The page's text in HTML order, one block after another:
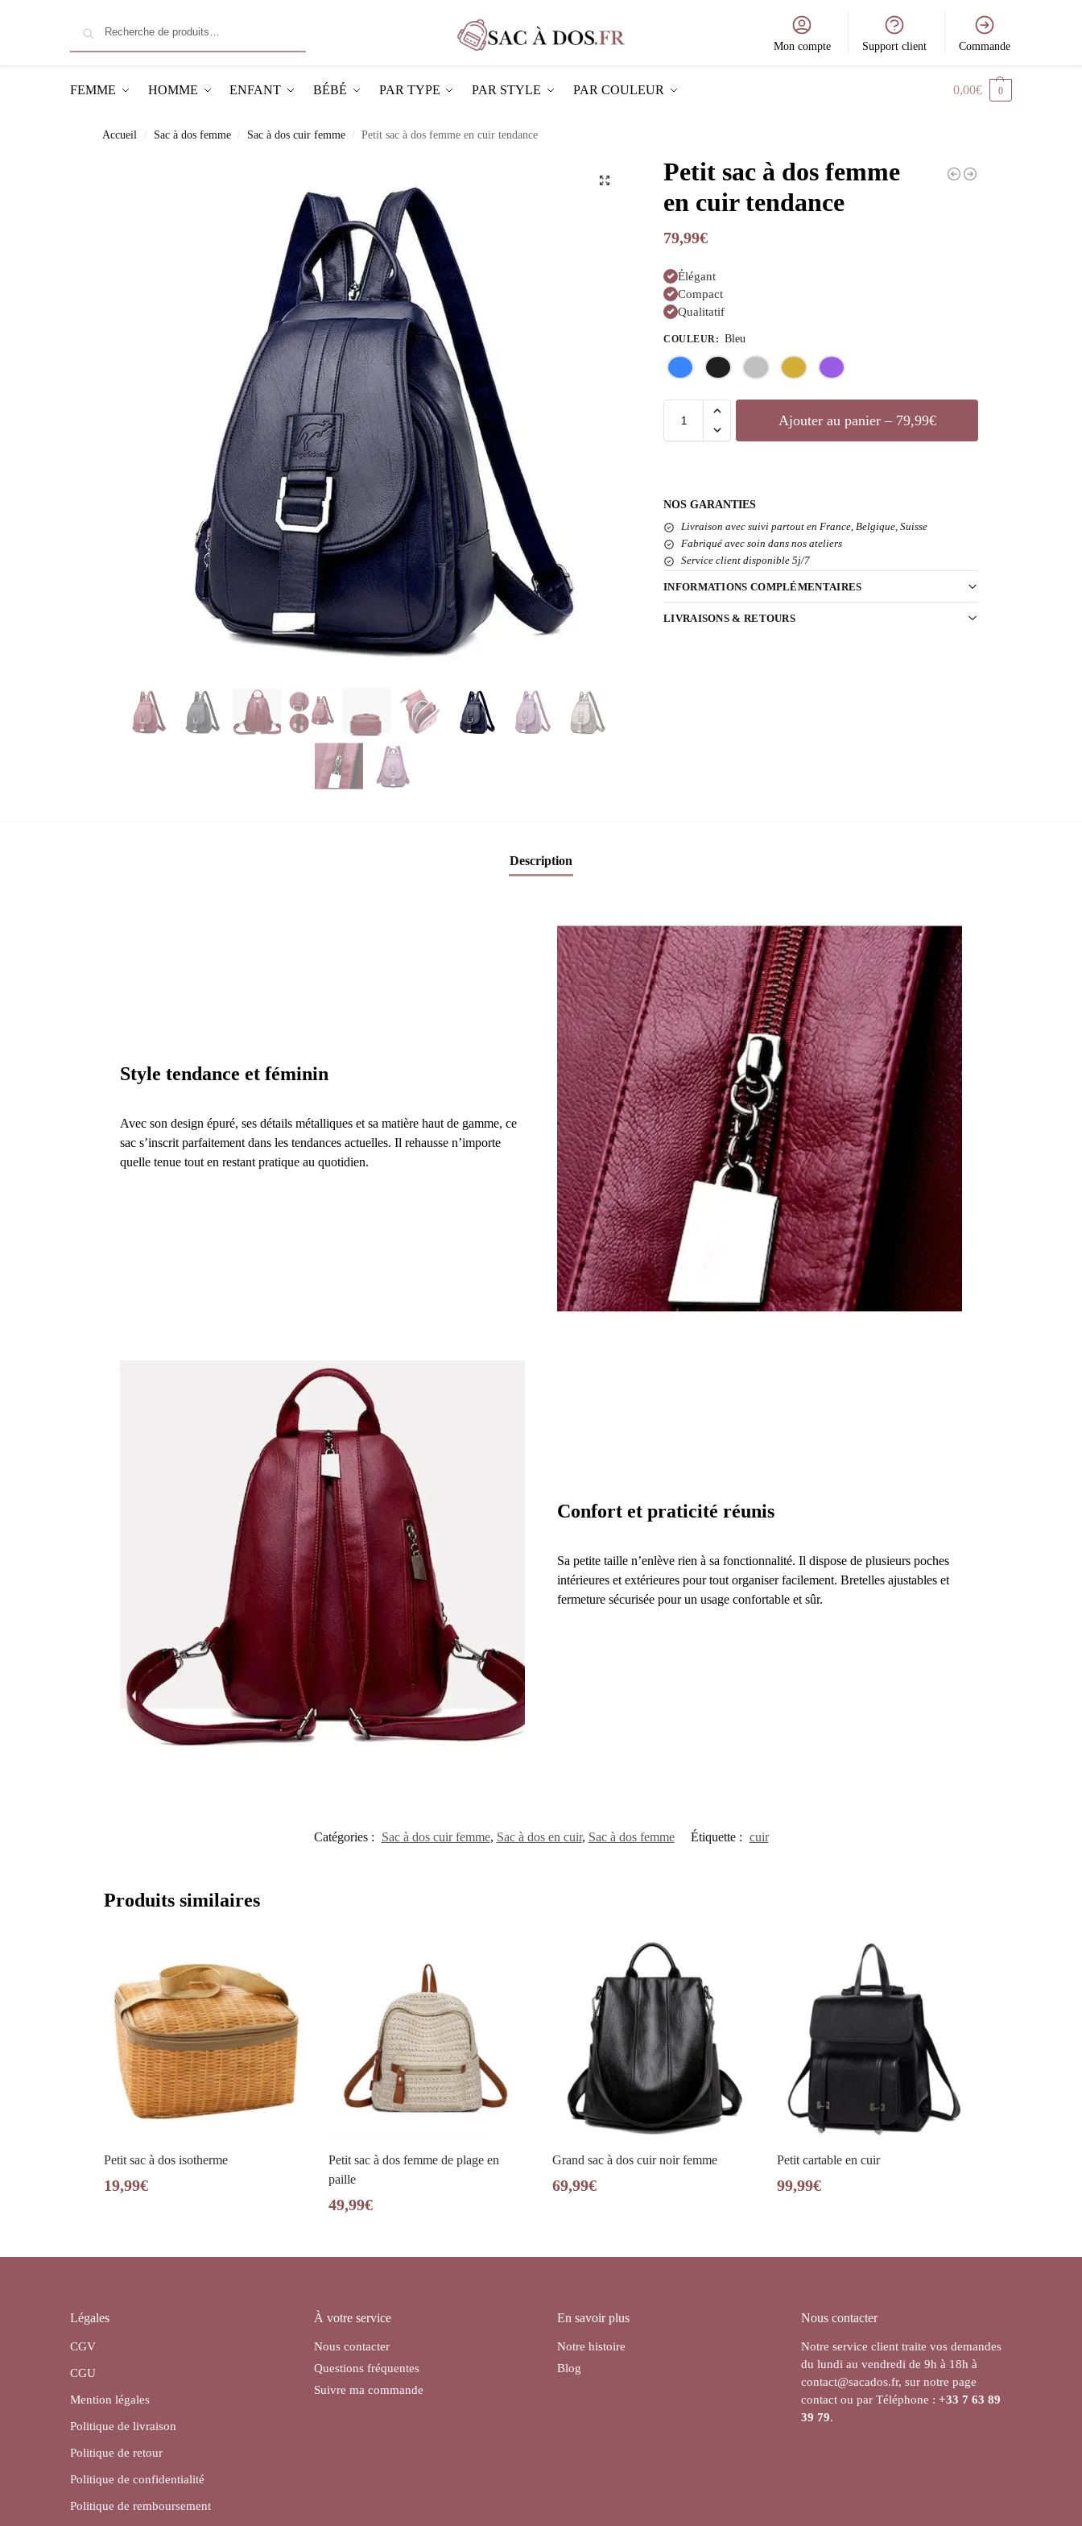
Mon compte Support client Commande
FEMME HOMME ENFANT BÉBÉ PAR TYPE PAR STYLE PAR COULEUR 0,00€ 0
Accueil / Sac à dos femme / Sac à dos cuir femme / Petit sac à dos femme en cuir tendance
Petit sac à dos femme
en cuir tendance
79,99€
Élégant
Compact
Qualitatif
COULEUR: Bleu
Ajouter au panier – 79,99€
NOS GARANTIES
Livraison avec suivi partout en France, Belgique, Suisse
Fabriqué avec soin dans nos ateliers
Service client disponible 5j/7
INFORMATIONS COMPLÉMENTAIRES
LIVRAISONS & RETOURS
Description
Style tendance et féminin
Avec son design épuré, ses détails métalliques et sa matière haut de gamme, ce
sac s’inscrit parfaitement dans les tendances actuelles. Il rehausse n’importe
quelle tenue tout en restant pratique au quotidien.
Confort et praticité réunis
Sa petite taille n’enlève rien à sa fonctionnalité. Il dispose de plusieurs poches
intérieures et extérieures pour tout organiser facilement. Bretelles ajustables et
fermeture sécurisée pour un usage confortable et sûr.
Catégories : Sac à dos cuir femme, Sac à dos en cuir, Sac à dos femme Étiquette : cuir
Produits similaires
Petit sac à dos isotherme
19,99€
Petit sac à dos femme de plage en
paille
49,99€
Grand sac à dos cuir noir femme
69,99€
Petit cartable en cuir
99,99€
Légales
CGV
CGU
Mention légales
Politique de livraison
Politique de retour
Politique de confidentialité
Politique de remboursement
À votre service
Nous contacter
Questions fréquentes
Suivre ma commande
En savoir plus
Notre histoire
Blog
Nous contacter
Notre service client traite vos demandes
du lundi au vendredi de 9h à 18h à
contact@sacados.fr, sur notre page
contact ou par Téléphone : +33 7 63 89
39 79.